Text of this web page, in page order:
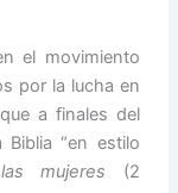
el movimiento
por la lucha en
a finales del
“en estilo
mujeres (2